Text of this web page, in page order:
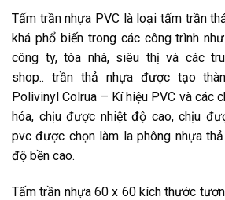
Tấm trần nhựa PVC là loại tấm trần
khá phổ biến trong các công trình
công ty, tòa nhà, siêu thị và các
shop.. trần thả nhựa được tạo
Polivinyl Colrua – Kí hiệu PVC và các
hóa, chịu được nhiệt độ cao, chịu
pvc được chọn làm la phông nhựa
độ bền cao.
Tấm trần nhựa 60 x 60 kích thước